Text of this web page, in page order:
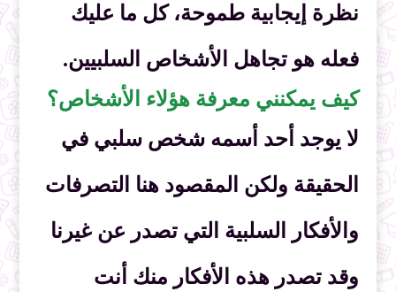
نظرة إيجابية طموحة، كل ما عليك
فعله هو تجاهل الأشخاص السلبيين.
كيف يمكنني معرفة هؤلاء الأشخاص؟
لا يوجد أحد أسمه شخص سلبي في
الحقيقة ولكن المقصود هنا التصرفات
والأفكار السلبية التي تصدر عن غيرنا
وقد تصدر هذه الأفكار منك أنت